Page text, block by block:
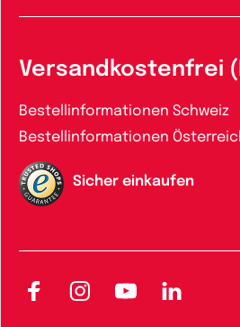
Versandkostenfrei
Bestellinformationen Schweiz
Bestellinformationen
Sicher einkaufen
FacebookInstagramYouTubeLinkedIn